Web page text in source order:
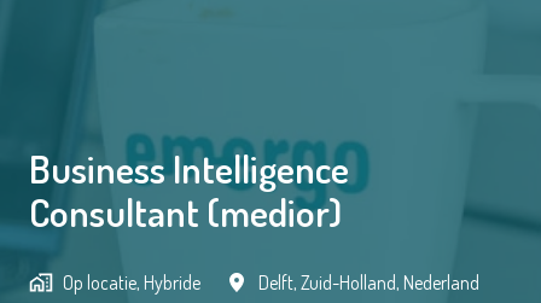
Business Intelligence
Consultant (medior)
Op locatie, Hybride Delft, Zuid-Holland, Nederland